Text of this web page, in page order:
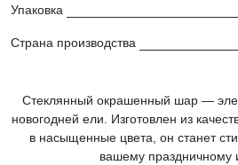
Упаковка
Страна производства
Стеклянный окрашенный шар —
новогодней ели. Изготовлен из
в насыщенные цвета, он станет
вашему праздничному